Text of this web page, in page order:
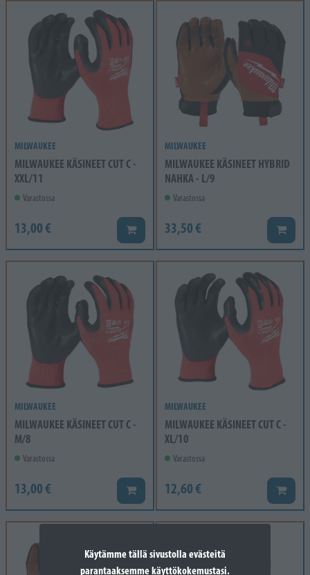
Käytämme tällä sivustolla evästeitä
parantaaksemme käyttökokemustasi.
MILWAUKEE
MILWAUKEE KÄSINEET CUT C -
XXL/11
Varastossa
13,00 € Lisää koriin
MILWAUKEE
MILWAUKEE KÄSINEET HYBRID
NAHKA - L/9
Varastossa
33,50 € Lisää
MILWAUKEE
MILWAUKEE KÄSINEET CUT C -
M/8
Varastossa
13,00 € Lisää koriin
MILWAUKEE
MILWAUKEE KÄSINEET CUT C -
XL/10
Varastossa
12,60 € Lisää